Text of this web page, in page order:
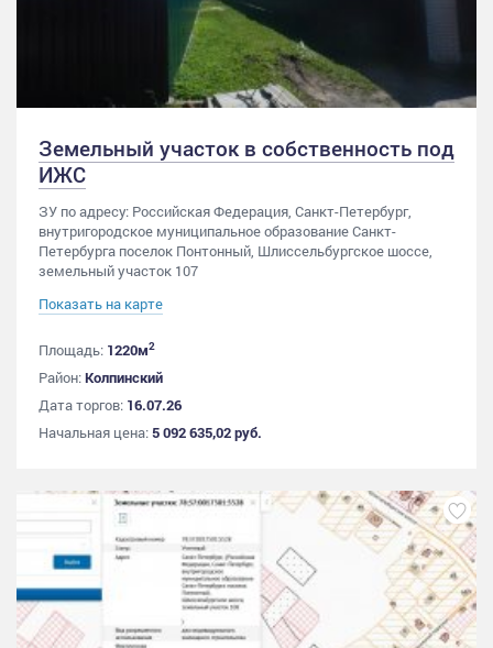
Земельный участок в собственность под
ИЖС
ЗУ по адресу: Российская Федерация, Санкт-Петербург,
внутригородское муниципальное образование Санкт-
Петербурга поселок Понтонный, Шлиссельбургское шоссе,
земельный участок 107
Показать на карте
Площадь: 1220м2
Район:Колпинский
Дата торгов: 16.07.26
Начальная цена:5 092 635,02 руб.